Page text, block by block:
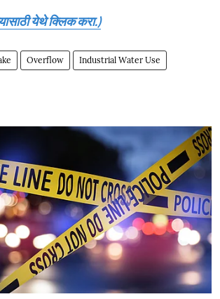
येथे क्लिक करा.)
Overflow Industrial Water Use